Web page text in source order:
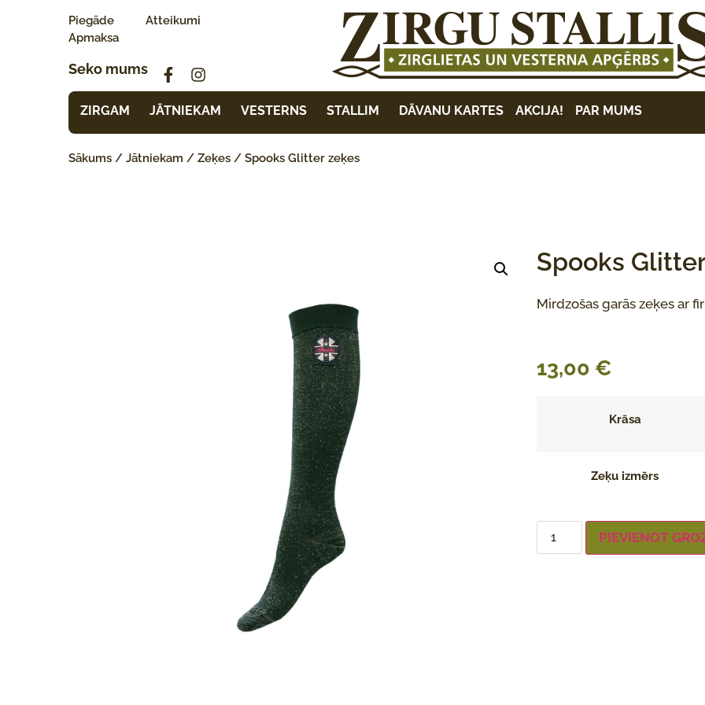
Piegāde
Apmaksa
Atteikumi
Seko mums
ZIRGAM JĀTNIEKAM VESTERNS STALLIM DĀVANU KARTES AKCIJA! PAR MUMS
Sākums / Jātniekam / Zeķes / Spooks Glitter zeķes
Spooks
Mirdzošas garās zeķes ar
13,00 €
Krāsa
Zeķu izmērs
PIEVIENOT